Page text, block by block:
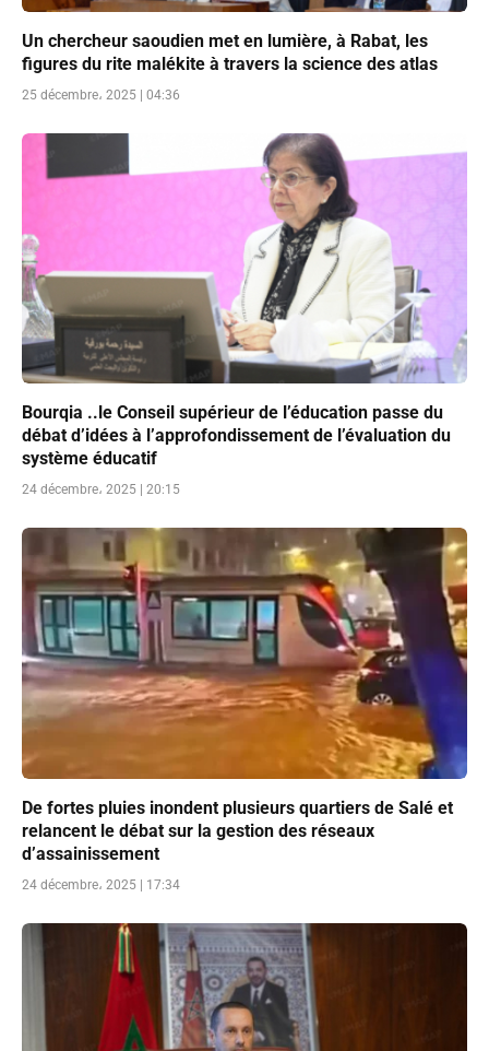
Un chercheur saoudien met en lumière, à Rabat, les
figures du rite malékite à travers la science des atlas
25 décembre، 2025 | 04:36
Bourqia ..le Conseil supérieur de l’éducation passe du
débat d’idées à l’approfondissement de l’évaluation du
système éducatif
24 décembre، 2025 | 20:15
De fortes pluies inondent plusieurs quartiers de Salé et
relancent le débat sur la gestion des réseaux
d’assainissement
24 décembre، 2025 | 17:34